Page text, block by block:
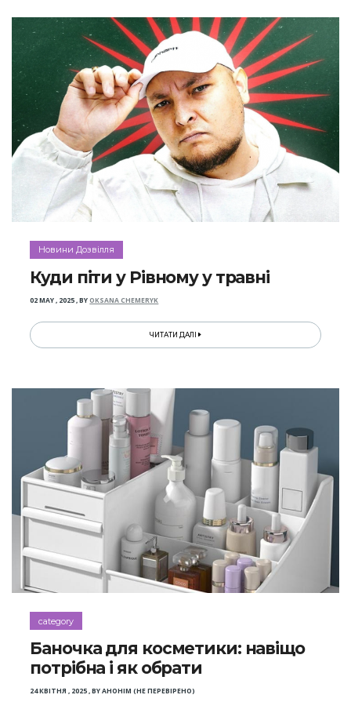
Новини Дозвілля
Куди піти у Рівному у травні
02 MAY , 2025,BYOKSANA CHEMERYK
ЧИТАТИ ДАЛІ
category
Баночка для косметики: навіщо
потрібна і як обрати
24 КВІТНЯ , 2025,BYАНОНІМ (НЕ ПЕРЕВІРЕНО)